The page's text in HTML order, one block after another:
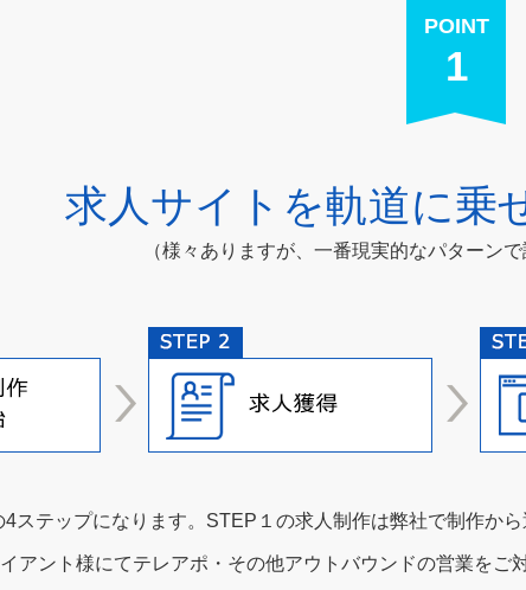
POINT
求人サイトを軌道に乗
（様々ありますが、一番現実的なパターン
ステップになります。STEP１の求人制作は弊社で制作か
アント様にてテレアポ・その他アウトバウンドの営業を